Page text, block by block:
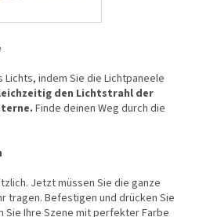
Lichts, indem Sie die Lichtpaneele
den Lichtstrahl der
Finde deinen Weg durch die
Jetzt müssen Sie die ganze
tragen. Befestigen und drücken Sie
Sie Ihre Szene mit perfekter Farbe